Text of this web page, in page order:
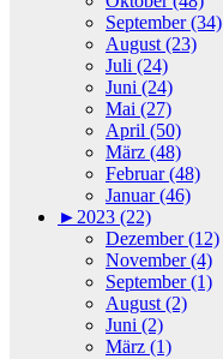
September (34)
August (23)
Juli (24)
Juni (24)
Mai (27)
April (50)
März (48)
Februar (48)
Januar (46)
► 2023 (22)
Dezember (12)
November (4)
September (1)
August (2)
Juni (2)
März (1)